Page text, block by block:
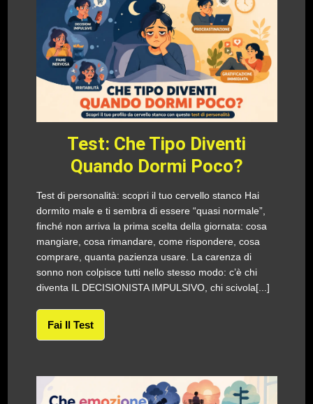
Test: Che Tipo Diventi
Quando Dormi Poco?
Test di personalità: scopri il tuo cervello stanco Hai
dormito male e ti sembra di essere “quasi normale”,
finché non arriva la prima scelta della giornata: cosa
mangiare, cosa rimandare, come rispondere, cosa
comprare, quanta pazienza usare. La carenza di
sonno non colpisce tutti nello stesso modo: c’è chi
diventa IL DECISIONISTA IMPULSIVO, chi scivola[...]
Fai Il Test